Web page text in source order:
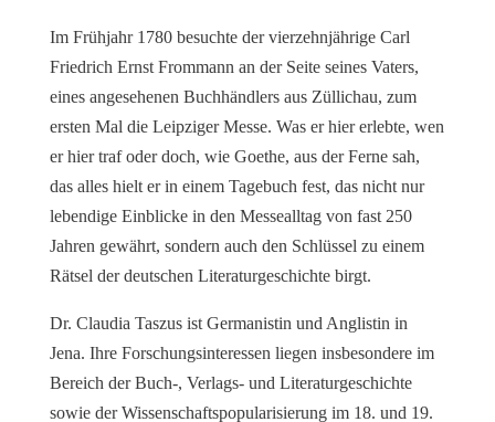
Im Frühjahr 1780 besuchte der vierzehnjährige Carl
Friedrich Ernst Frommann an der Seite seines Vaters,
eines angesehenen Buchhändlers aus Züllichau, zum
ersten Mal die Leipziger Messe. Was er hier erlebte, wen
er hier traf oder doch, wie Goethe, aus der Ferne sah,
das alles hielt er in einem Tagebuch fest, das nicht nur
lebendige Einblicke in den Messealltag von fast 250
Jahren gewährt, sondern auch den Schlüssel zu einem
Rätsel der deutschen Literaturgeschichte birgt.
Dr. Claudia Taszus ist Germanistin und Anglistin in
Jena. Ihre Forschungsinteressen liegen insbesondere im
Bereich der Buch-, Verlags- und Literaturgeschichte
sowie der Wissenschaftspopularisierung im 18. und 19.